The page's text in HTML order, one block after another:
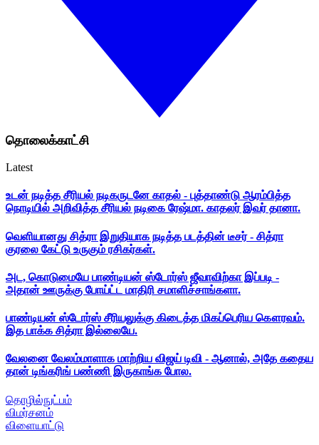
தொலைக்காட்சி
Latest
உடன் நடித்த சீரியல் நடிகருடனே காதல் - புத்தாண்டு ஆரம்பித்த
நொடியில் அறிவித்த சீரியல் நடிகை ரேஷ்மா. காதலர் இவர் தானா.
வெளியானது சித்ரா இறுதியாக நடித்த படத்தின் டீசர் - சித்ரா
குரலை கேட்டு உருகும் ரசிகர்கள்.
அட, கொடுமையே பாண்டியன் ஸ்டோர்ஸ் ஜீவாவிற்கா இப்படி -
அதான் ஊருக்கு போய்ட்ட மாதிரி சமாளிச்சாங்களா.
பாண்டியன் ஸ்டோர்ஸ் சீரியலுக்கு கிடைத்த மிகப்பெரிய கௌரவம்.
இத பாக்க சித்ரா இல்லையே.
வேலனை வேலம்மாளாக மாற்றிய விஜய் டிவி - ஆனால், அதே கதைய
தான் டிங்கரிங் பண்ணி இருகாங்க போல.
தொழில்நுட்பம்
விமர்சனம்
விளையாட்டு